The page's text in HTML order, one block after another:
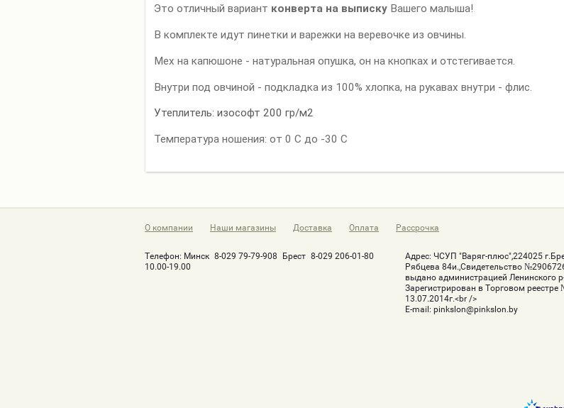
Это отличный вариант конверта на выписку Вашего малыша!
В комплекте идут пинетки и варежки на веревочке из овчины.
Мех на капюшоне - натуральная опушка, он на кнопках и отстегивается.
Внутри под овчиной - подкладка из 100% хлопка, на рукавах внутри - флис.
Утеплитель: изософт 200 гр/м2
Температура ношения: от 0 С до -30 С
О компании Наши магазины Доставка Оплата Рассрочка
Телефон: Минск 8-029 79-79-908 Брест 8-029 206-01-80
10.00-19.00
Адрес: ЧСУП "Варяг-плюс",224025
Рябцева 84и.,Свидетельство
выдано администрацией Ленинского
Зарегистрирован в Торговом реестре
13.07.2014г.<br />
Е-mail: pinkslon@pinkslon.by